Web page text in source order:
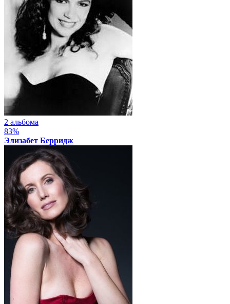
2 альбома
83%
Элизабет Берридж